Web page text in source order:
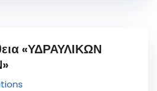
«ΥΔΡΑΥΛΙΚΩΝ